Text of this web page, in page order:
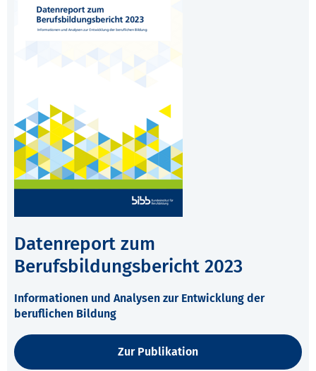
Datenreport zum
Berufsbildungsbericht 2023
Informationen und Analysen zur Entwicklung der
beruflichen Bildung
Zur Publikation